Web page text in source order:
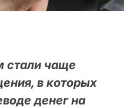
стали чаще
в которых
денег на